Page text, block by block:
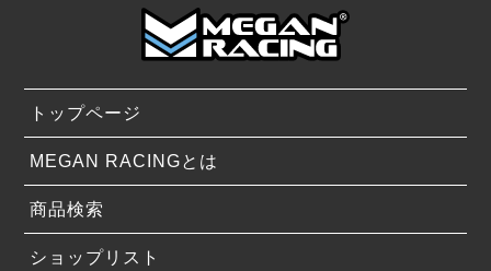
トップページ
MEGAN RACINGとは
商品検索
ショップリスト